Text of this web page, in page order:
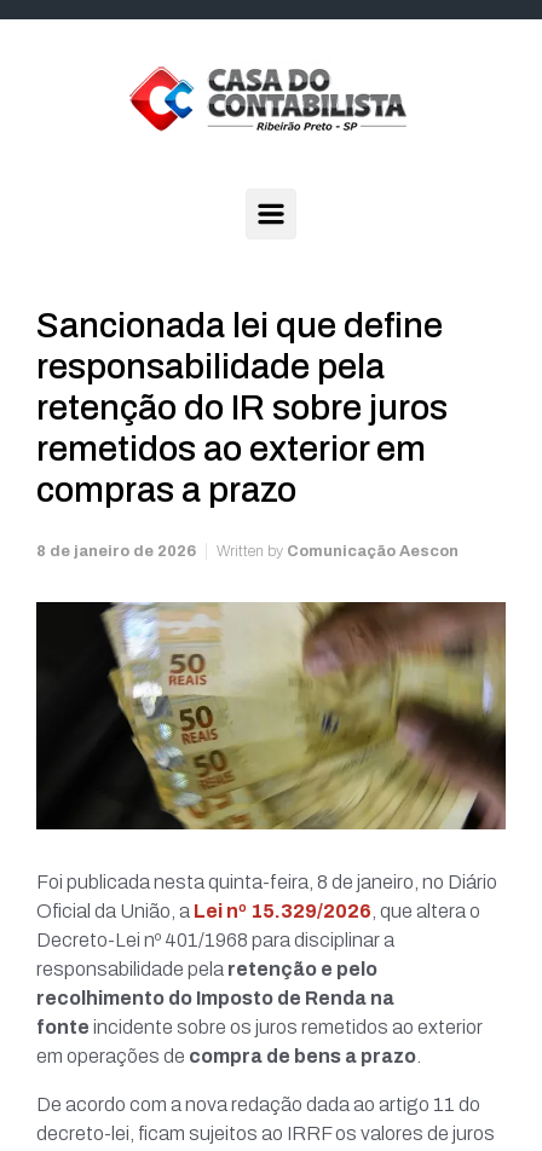
Sancionada lei que define
responsabilidade pela
retenção do IR sobre juros
remetidos ao exterior em
compras a prazo
8 de janeiro de 2026 Written by Comunicação Aescon
Foi publicada nesta quinta-feira, 8 de janeiro, no Diário
Oficial da União, a Lei nº 15.329/2026 , que altera o
Decreto-Lei nº 401/1968 para disciplinar a
responsabilidade pela retenção e pelo
recolhimento do Imposto de Renda na
fonte incidente sobre os juros remetidos ao exterior
em operações de compra de bens a prazo
De acordo com a nova redação dada ao artigo 11 do
decreto-lei, ficam sujeitos ao IRRF os valores de juros